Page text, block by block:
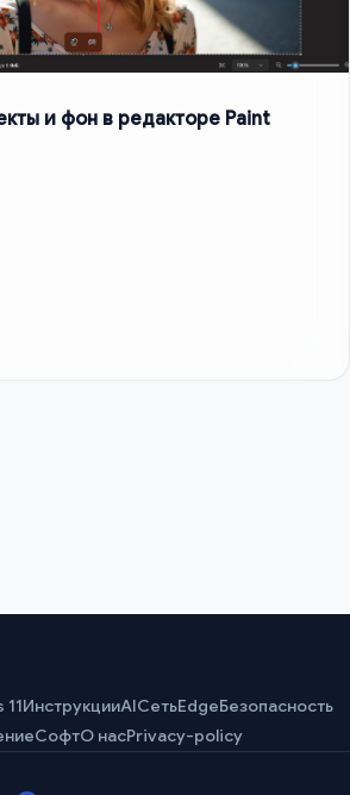
и фон в редакторе Paint
ИнструкцииAIСетьEdgeБезопасность
СофтО насPrivacy-policy